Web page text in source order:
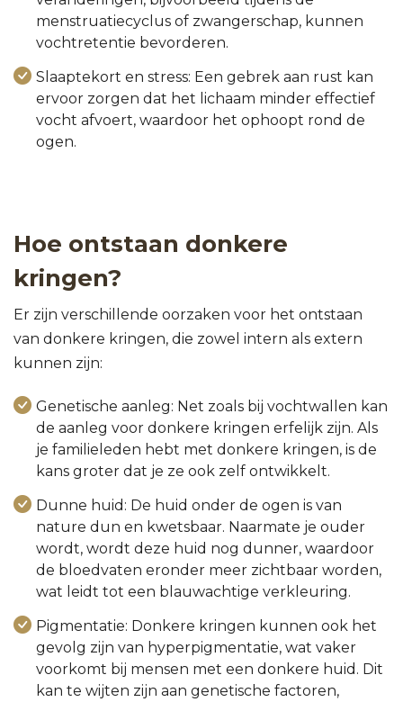
menstruatiecyclus of zwangerschap, kunnen
vochtretentie bevorderen.
Slaaptekort en stress: Een gebrek aan rust kan
ervoor zorgen dat het lichaam minder effectief
vocht afvoert, waardoor het ophoopt rond de
ogen.
Hoe ontstaan donkere
kringen?
Er zijn verschillende oorzaken voor het ontstaan
van donkere kringen, die zowel intern als extern
kunnen zijn:
Genetische aanleg: Net zoals bij vochtwallen kan
de aanleg voor donkere kringen erfelijk zijn. Als
je familieleden hebt met donkere kringen, is de
kans groter dat je ze ook zelf ontwikkelt.
Dunne huid: De huid onder de ogen is van
nature dun en kwetsbaar. Naarmate je ouder
wordt, wordt deze huid nog dunner, waardoor
de bloedvaten eronder meer zichtbaar worden,
wat leidt tot een blauwachtige verkleuring.
Pigmentatie: Donkere kringen kunnen ook het
gevolg zijn van hyperpigmentatie, wat vaker
voorkomt bij mensen met een donkere huid. Dit
kan te wijten zijn aan genetische factoren,